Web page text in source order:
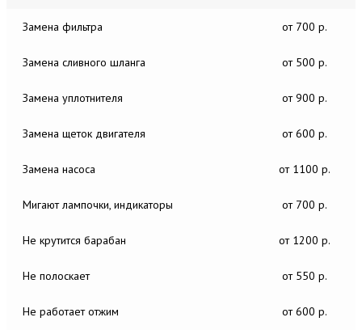
Замена фильтра от 700 р.
Замена сливного шланга от 500 р.
Замена уплотнителя от 900 р.
Замена щеток двигателя от 600 р.
Замена насоса от 1100 р.
Мигают лампочки, индикаторы от 700 р.
Не крутится барабан от 1200 р.
Не полоскает от 550 р.
Не работает отжим от 600 р.